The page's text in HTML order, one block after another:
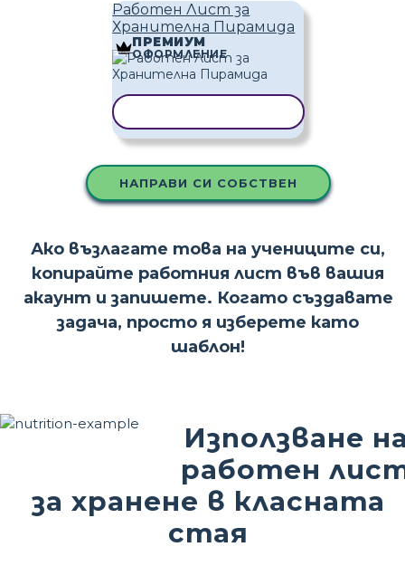
Работен Лист за
Хранителна Пирамида
ПРЕМИУМ
ОФОРМЛЕНИЕ
НАПРАВИ СИ СОБСТВЕН
Ако възлагате това на учениците си,
копирайте работния лист във вашия
акаунт и запишете. Когато създавате
задача, просто я изберете като
шаблон!
Използване
работен
за хранене в класната
стая